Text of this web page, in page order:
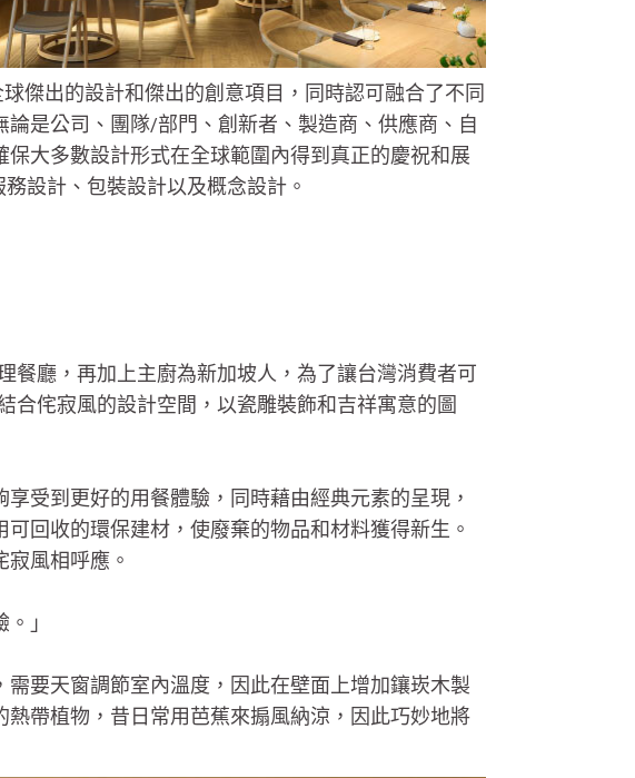
傑出的設計和傑出的創意項目，同時認可融合了不同
是公司、團隊/部門、創新者、製造商、供應商、自
大多數設計形式在全球範圍內得到真正的慶祝和展
設計、包裝設計以及概念設計。
餐廳，再加上主廚為新加坡人，為了讓台灣消費者可
合侘寂風的設計空間，以瓷雕裝飾和吉祥寓意的圖
受到更好的用餐體驗，同時藉由經典元素的呈現，
回收的環保建材，使廢棄的物品和材料獲得新生。
風相呼應。
」
要天窗調節室內溫度，因此在壁面上增加鑲崁木製
帶植物，昔日常用芭蕉來搧風納涼，因此巧妙地將